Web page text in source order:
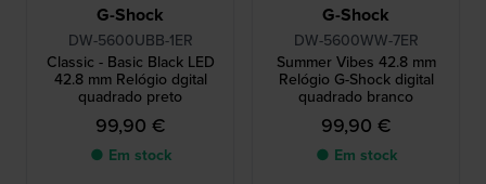
G-Shock
DW-5600UBB-1ER
Classic - Basic Black LED
42.8 mm Relógio dgital
quadrado preto
99,90 €
● Em stock
G-Shock
DW-5600WW-7ER
Summer Vibes 42.8 mm
Relógio G-Shock digital
quadrado branco
99,90 €
● Em stock